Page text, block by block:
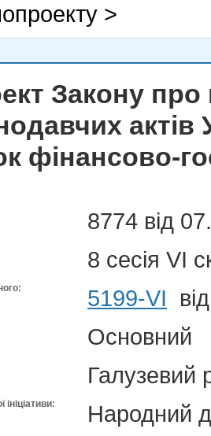
>
Закону про
фінансово-
8774 від
8 сесія VI
5199-VI
Основний
Галузевий
Народний